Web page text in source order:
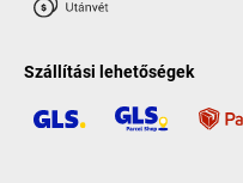
Szállítási lehetőségek